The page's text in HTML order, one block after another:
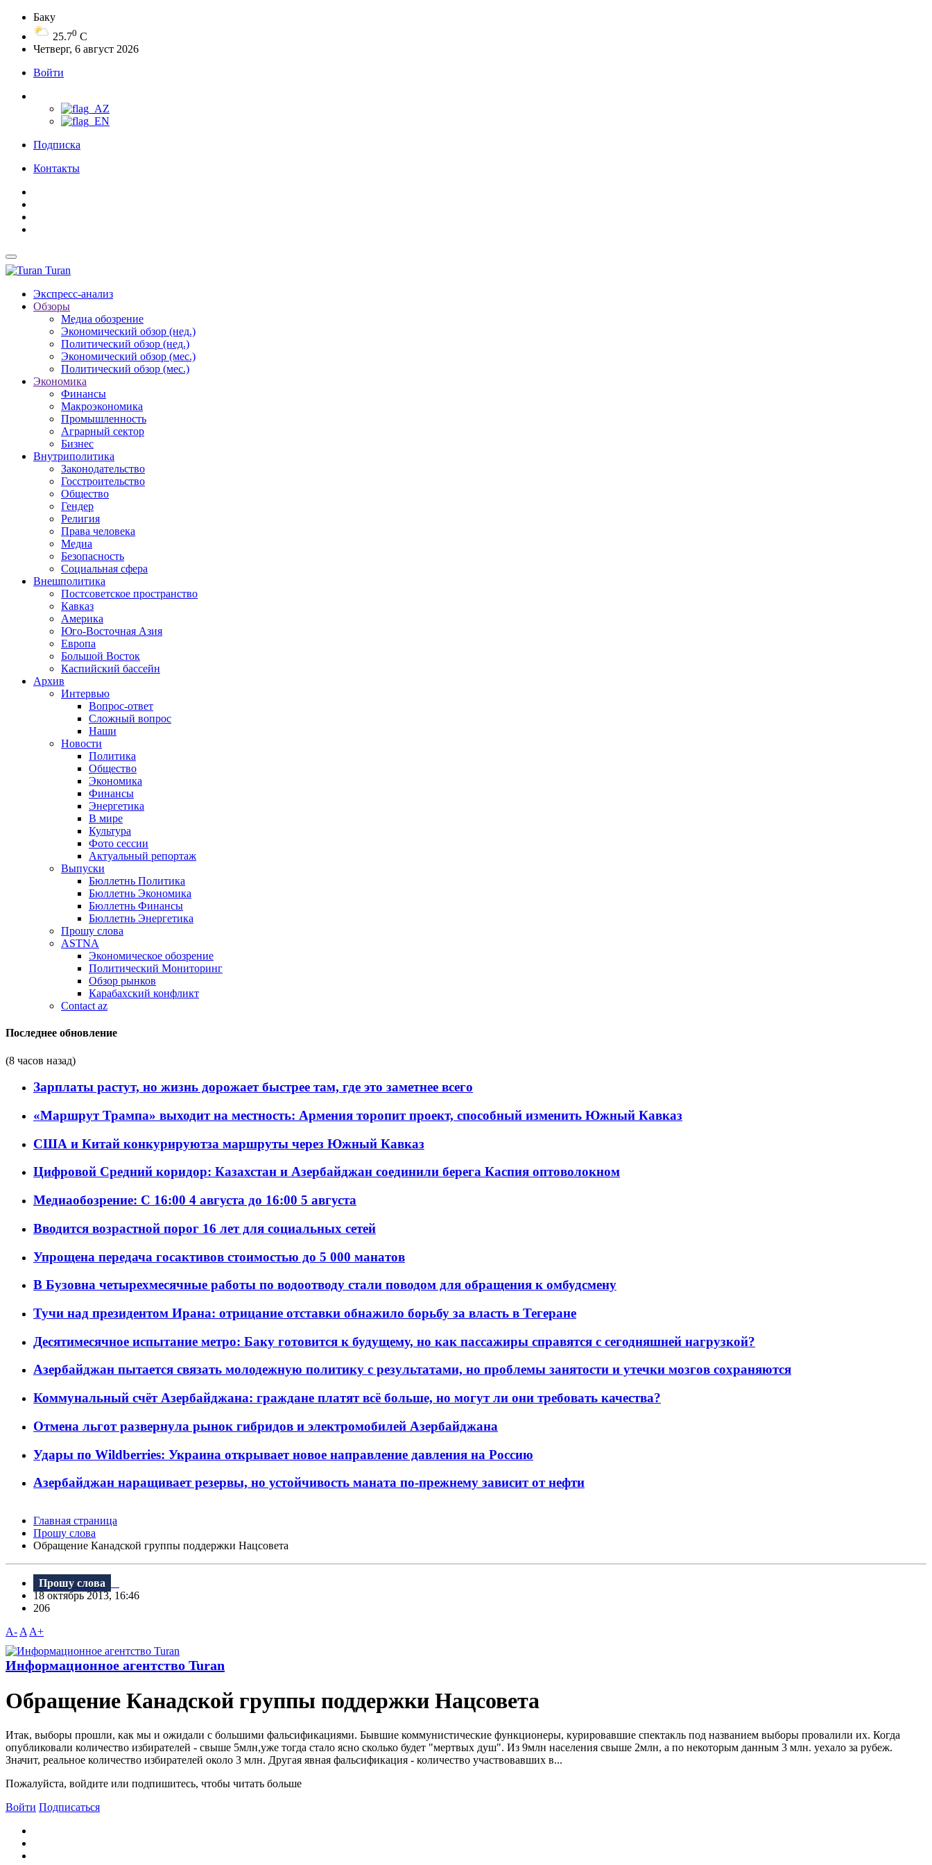
Баку
25.70 C
Четверг, 6 август 2026
Войти
Подписка
Контакты
Turan
Экспресс-анализ
Обзоры
Медиа обозрение
Экономический обзор (нед.)
Политический обзор (нед.)
Экономический обзор (мес.)
Политический обзор (мес.)
Экономика
Финансы
Макроэкономика
Промышленность
Аграрный сектор
Бизнес
Внутриполитика
Законодательство
Госстроительство
Общество
Гендер
Религия
Права человека
Медиа
Безопасность
Социальная сфера
Внешполитика
Постсоветское пространство
Кавказ
Америка
Юго-Восточная Азия
Европа
Большой Восток
Каспийский бассейн
Архив
Интервью
Вопрос-ответ
Сложный вопрос
Наши
Новости
Политика
Общество
Экономика
Финансы
Энергетика
В мире
Культура
Фото сессии
Актуальный репортаж
Выпуски
Бюллетнь Политика
Бюллетнь Экономика
Бюллетнь Финансы
Бюллетнь Энергетика
Прошу слова
ASTNA
Экономическое обозрение
Политический Мониторинг
Обзор рынков
Карабахский конфликт
Contact az
Последнее обновление
(8 часов назад)
Зарплаты растут, но жизнь дорожает быстрее там, где это заметнее всего
«Маршрут Трампа» выходит на местность: Армения торопит проект, способный изменить Южный Кавказ
США и Китай конкурируютза маршруты через Южный Кавказ
Цифровой Средний коридор: Казахстан и Азербайджан соединили берега Каспия оптоволокном
Медиаобозрение: С 16:00 4 августа до 16:00 5 августа
Вводится возрастной порог 16 лет для социальных сетей
Упрощена передача госактивов стоимостью до 5 000 манатов
В Бузовна четырехмесячные работы по водоотводу стали поводом для обращения к омбудсмену
Тучи над президентом Ирана: отрицание отставки обнажило борьбу за власть в Тегеране
Десятимесячное испытание метро: Баку готовится к будущему, но как пассажиры справятся с сегодняшней нагрузкой?
Азербайджан пытается связать молодежную политику с результатами, но проблемы занятости и утечки мозгов сохраняются
Коммунальный счёт Азербайджана: граждане платят всё больше, но могут ли они требовать качества?
Отмена льгот развернула рынок гибридов и электромобилей Азербайджана
Удары по Wildberries: Украина открывает новое направление давления на Россию
Азербайджан наращивает резервы, но устойчивость маната по-прежнему зависит от нефти
Главная страница
Прошу слова
Обращение Канадской группы поддержки Нацсовета
Прошу слова
18 октябрь 2013, 16:46
206
A- A A+
Информационное агентство Turan
Обращение Канадской группы поддержки Нацсовета
Итак, выборы прошли, как мы и ожидали с большими фальсификациями. Бывшие коммунистические функционеры, курировавшие спектакль под названием выборы провалили их. Когда
опубликовали количество избирателей - свыше 5млн,уже тогда стало ясно сколько будет "мертвых душ". Из 9млн населения свыше 2млн, а по некоторым данным 3 млн. уехало за рубеж.
Значит, реальное количество избирателей около 3 млн. Другая явная фальсификация - количество участвовавших в...
Пожалуйста, войдите или подпишитесь, чтобы читать больше
Войти Подписаться